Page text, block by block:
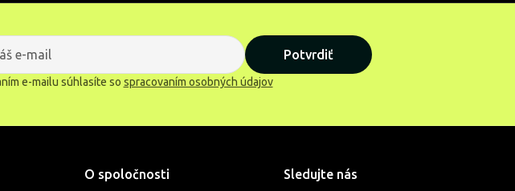
Potvrdiť
e-mailu súhlasíte so spracovaním osobných údajov
O spoločnosti Sledujte nás